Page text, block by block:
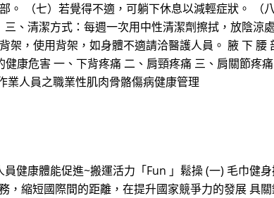
。 （七）若覺得不適，可躺下休息以減輕症狀。 （
、清潔方式：每週一次用中性清潔劑擦拭，放陰涼
，使用背架，如身體不適請洽醫護人員。 腋 下 腰
康危害 一、下背疼痛 二、肩頸疼痛 三、肩關節疼
業人員之職業性肌肉骨骼傷病健康管理
健康體能促進~搬運活力「Fun 」鬆操 (一) 毛巾健
縮短國際間的距離，在提升國家競爭力的發展 具